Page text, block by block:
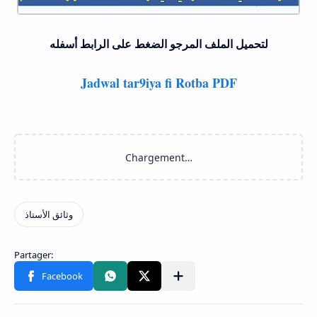
لتحميل الملف المرجو الضغط على الرابط أسفله
Jadwal tar9iya fi Rotba PDF